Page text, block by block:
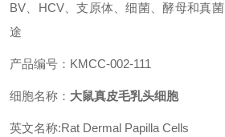
BV、HCV、支原体、细菌、酵母和真
途
产品编号：KMCC-002-111
细胞名称： 大鼠真皮毛乳头细胞
英文名称:Rat Dermal Papilla Cells